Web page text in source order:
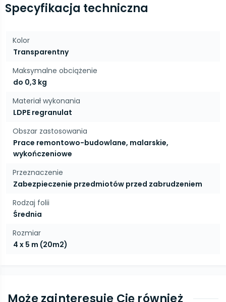
Specyfikacja techniczna
Kolor
Transparentny
Maksymalne obciążenie
do 0,3 kg
Materiał wykonania
LDPE regranulat
Obszar zastosowania
Prace remontowo-budowlane, malarskie,
wykończeniowe
Przeznaczenie
Zabezpieczenie przedmiotów przed zabrudzeniem
Rodzaj folii
Średnia
Rozmiar
4 x 5 m (20m2)
Może zainteresuje Cię również